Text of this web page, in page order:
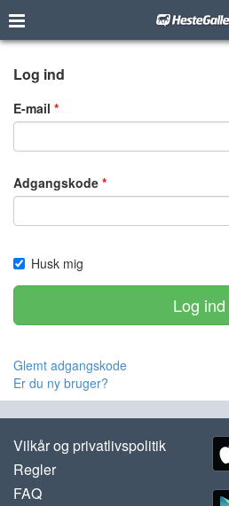
Log ind
E-mail
Adgangskode
Husk mig
Log ind
Glemt adgangskode
Er du ny bruger?
Vilkår og privatlivspolitik
Regler
FAQ